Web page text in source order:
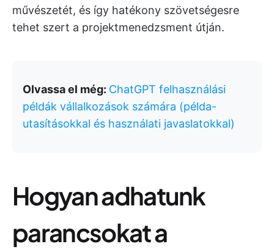
művészetét, és így hatékony szövetségesre
tehet szert a projektmenedzsment útján.
Olvassa el még: ChatGPT felhasználási
példák vállalkozások számára (példa-
utasításokkal és használati javaslatokkal)
Hogyan adhatunk
parancsokat a